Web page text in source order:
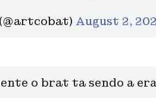
August 2,
o brat ta sendo a